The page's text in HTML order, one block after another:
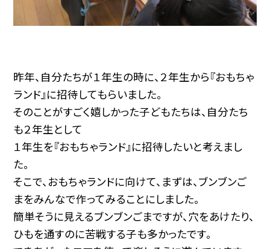
昨年、自分たちが１年生の時に、２年生から『おもちゃ
ランド』に招待してもらいました。
そのことがすごく嬉しかった子どもたちは、自分たち
も２年生として
１年生を『おもちゃランド』に招待したいと考えまし
た。
そこで、おもちゃランドに向けて、まずは、ブンブンご
まをみんなで作ってみることにしました。
簡単そうに見えるブンブンごまですが、穴をあけたり、
ひもを通すのに苦戦する子も多かったです。